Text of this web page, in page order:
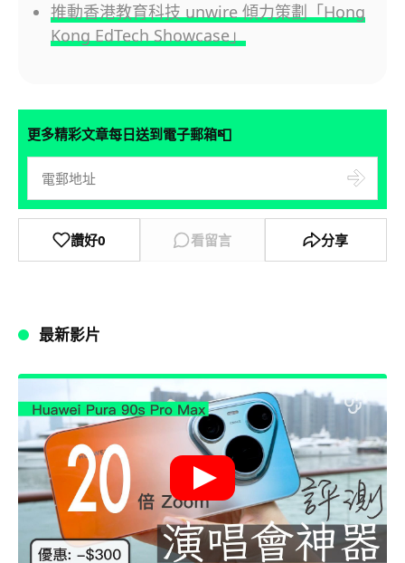
推動香港教育科技 unwire 傾力策劃「Hong
Kong EdTech Showcase」
更多精彩文章每日送到電子郵箱📮
讚好0 看留言 分享
最新影片